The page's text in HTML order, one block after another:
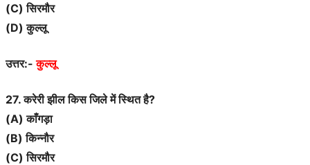
(C) सिरमौर
(D) कुल्लू
उत्तर:-कुल्लू
27. करेरी झील किस जिले में स्थित है?
(A) काँगड़ा
(B) किन्नौर
(C) सिरमौर